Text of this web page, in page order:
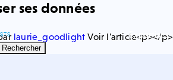
Expertises
ses données
laurie_goodlight Voir l'article<p></p>
Rechercher